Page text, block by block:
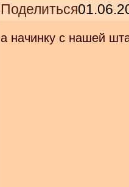
Поделиться
а начинку с нашей